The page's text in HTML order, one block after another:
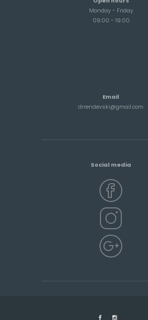
Monday - Friday
09:00 - 19:00
Email
drrendevski@gmail.com
Social media